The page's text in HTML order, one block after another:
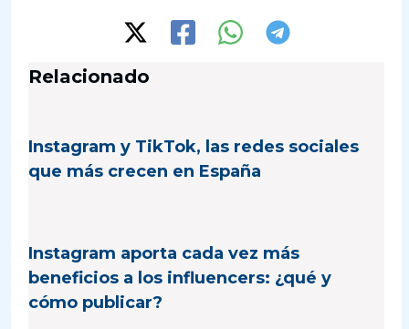
Relacionado
Instagram y TikTok, las redes sociales
que más crecen en España
Instagram aporta cada vez más
beneficios a los influencers: ¿qué y
cómo publicar?